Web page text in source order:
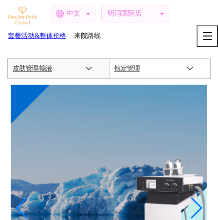
中文 明洞国际店
套餐活动&整体价格 来院路线
皮肤管理/输液 镇定管理